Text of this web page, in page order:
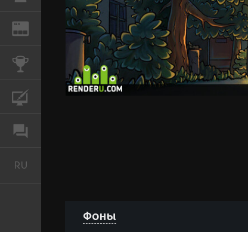
REN ЖУРНАЛ
КОНКУРСЫ
RU
Фоны